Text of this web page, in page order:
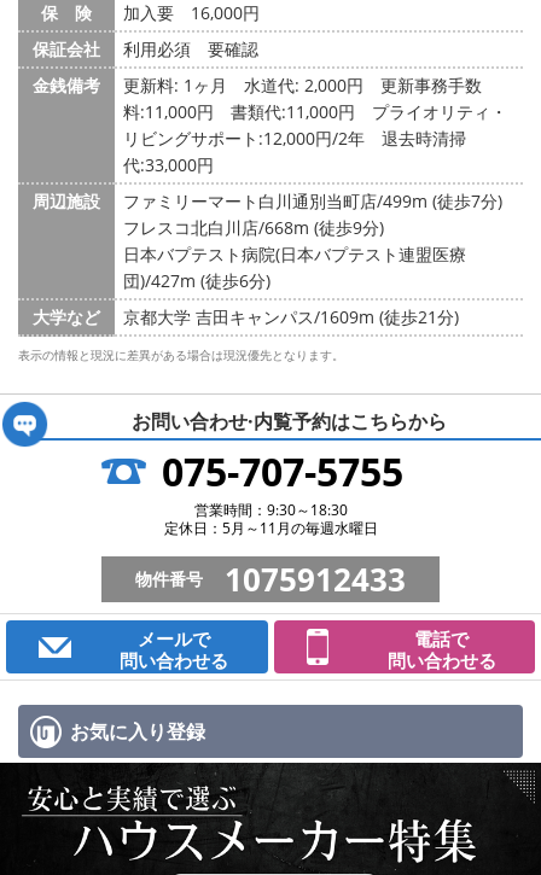
保 険
加入要 16,000円
保証会社
利用必須 要確認
金銭備考
更新料: 1ヶ月 水道代: 2,000円
更新事務手数
料:11,000円 書類代:11,000円 プライオリティ・
リビングサポート:12,000円/2年 退去時清掃
代:33,000円
周辺施設
ファミリーマート白川通別当町店/499m (徒歩7分)
フレスコ北白川店/668m (徒歩9分)
日本バプテスト病院(日本バプテスト連盟医療
団)/427m (徒歩6分)
大学など
京都大学 吉田キャンパス/1609m (徒歩21分)
表示の情報と現況に差異がある場合は現況優先となります。
お問い合わせ·内覧予約はこちらから
075-707-5755
営業時間：9:30～18:30
定休日：5月～11月の毎週水曜日
物件番号 1075912433
メールで
問い合わせる
電話で
問い合わせる
お気に入り登録